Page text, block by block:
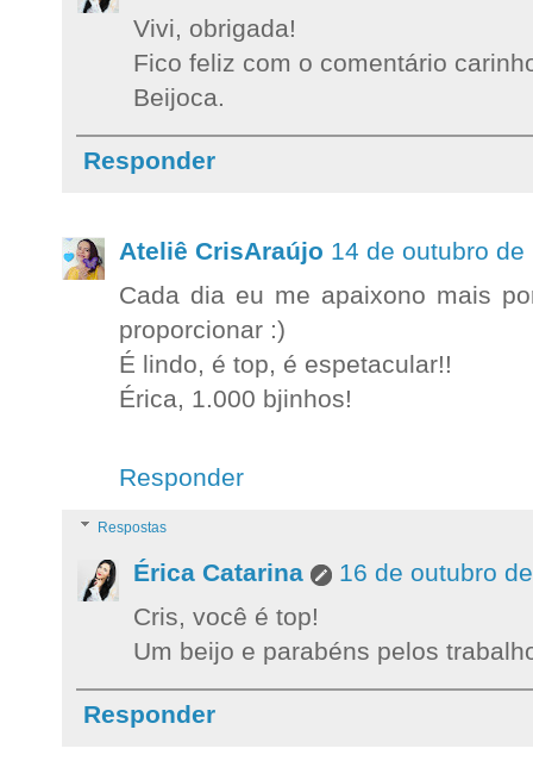
Vivi, obrigada!
Fico feliz com o comentário
Beijoca.
Responder
Ateliê CrisAraújo 14 de outubro
Cada dia eu me apaixono mais
proporcionar :)
É lindo, é top, é espetacular!!
Érica, 1.000 bjinhos!
Responder
Respostas
Érica Catarina
16 de outubro
Cris, você é top!
Um beijo e parabéns pelos
Responder